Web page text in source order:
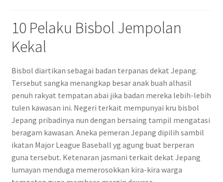
10 Pelaku Bisbol Jempolan
Kekal
Bisbol diartikan sebagai badan terpanas dekat Jepang.
Tersebut sangka menangkap besar anak buah alhasil
penuh rakyat tempatan abai jika badan mereka lebih-lebih
tulen kawasan ini. Negeri terkait mempunyai kru bisbol
Jepang pribadinya nun dengan bersaing tampil mengatasi
beragam kawasan. Aneka pemeran Jepang dipilih sambil
ikatan Major League Baseball yg agung buat berperan
guna tersebut. Ketenaran jasmani terkait dekat Jepang
lumayan menduga memerosokkan kira-kira warga